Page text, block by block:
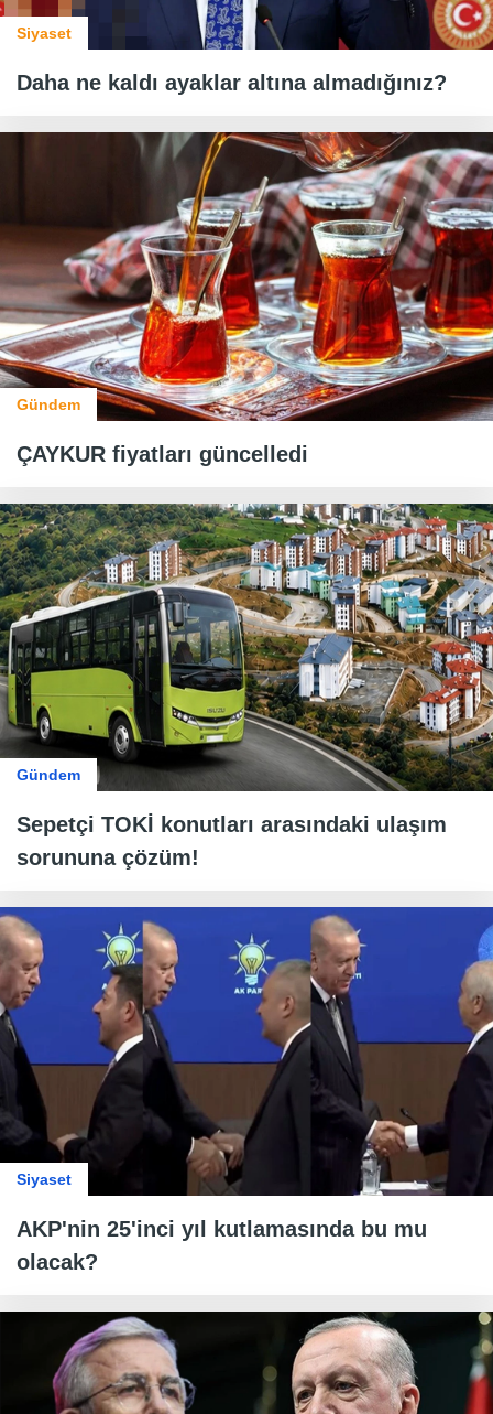
Siyaset
Daha ne kaldı ayaklar altına almadığınız?
Gündem
ÇAYKUR fiyatları güncelledi
Gündem
Sepetçi TOKİ konutları arasındaki ulaşım
sorununa çözüm!
Siyaset
AKP'nin 25'inci yıl kutlamasında bu mu
olacak?